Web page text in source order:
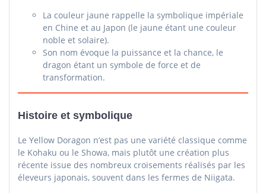
La couleur jaune rappelle la symbolique impériale
en Chine et au Japon (le jaune étant une couleur
noble et solaire).
Son nom évoque la puissance et la chance, le
dragon étant un symbole de force et de
transformation.
Histoire et symbolique
Le Yellow Doragon n’est pas une variété classique comme
le Kohaku ou le Showa, mais plutôt une création plus
récente issue des nombreux croisements réalisés par les
éleveurs japonais, souvent dans les fermes de Niigata.